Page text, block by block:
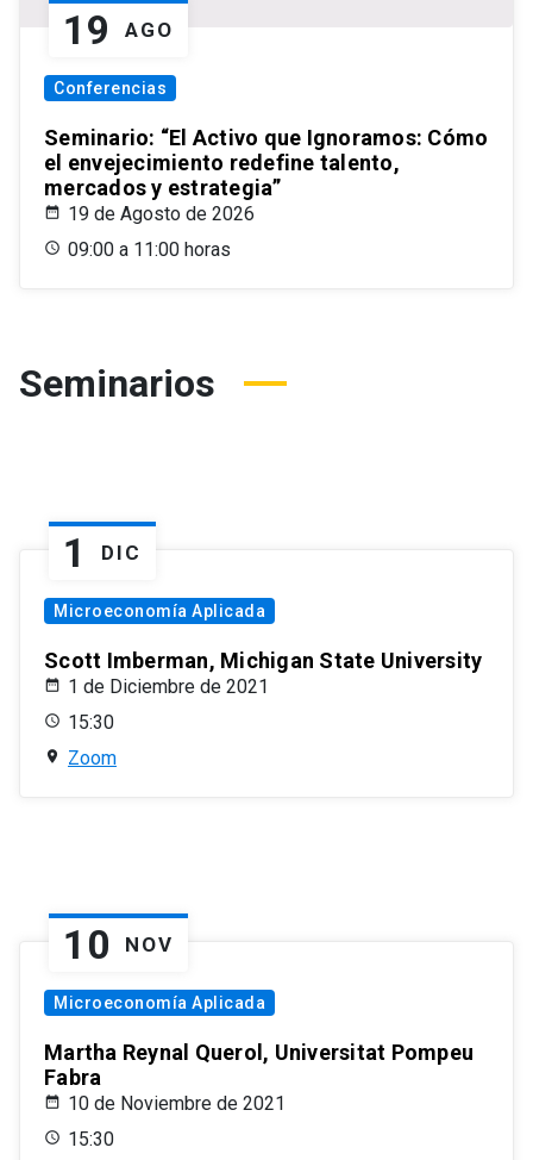
19 AGO
Conferencias
Seminario: “El Activo que Ignoramos: Cómo
el envejecimiento redefine talento,
mercados y estrategia”
19 de Agosto de 2026
09:00 a 11:00 horas
Seminarios
1 DIC
Microeconomía Aplicada
Scott Imberman, Michigan State University
1 de Diciembre de 2021
15:30
Zoom
10 NOV
Microeconomía Aplicada
Martha Reynal Querol, Universitat Pompeu
Fabra
10 de Noviembre de 2021
15:30